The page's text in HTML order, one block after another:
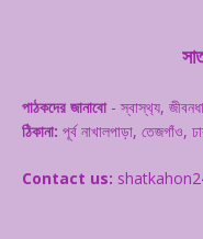
পাঠকদের জানাবো - স্বাস্থ‌্য,
ঠিকানা: পূর্ব নাখালপাড়া, তেজগাঁও,
Contact us: